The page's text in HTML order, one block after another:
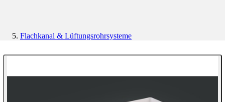
Flachkanal & Lüftungsrohrsysteme